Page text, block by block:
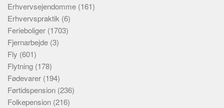
Erhvervsejendomme (161)
Erhvervspraktik (6)
Ferieboliger (1703)
Fjernarbejde (3)
Fly (601)
Flytning (178)
Fødevarer (194)
Førtidspension (236)
Folkepension (216)